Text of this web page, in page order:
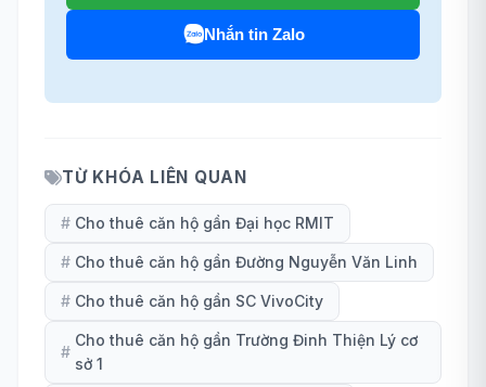
Nhắn tin Zalo
TỪ KHÓA LIÊN QUAN
# Cho thuê căn hộ gần Đại học RMIT
# Cho thuê căn hộ gần Đường Nguyễn Văn Linh
# Cho thuê căn hộ gần SC VivoCity
#
Cho thuê căn hộ gần Trường Đinh Thiện Lý cơ
sở 1